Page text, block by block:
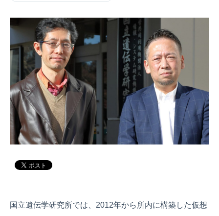
国立遺伝学研究所では、2012年から所内に構築した仮想